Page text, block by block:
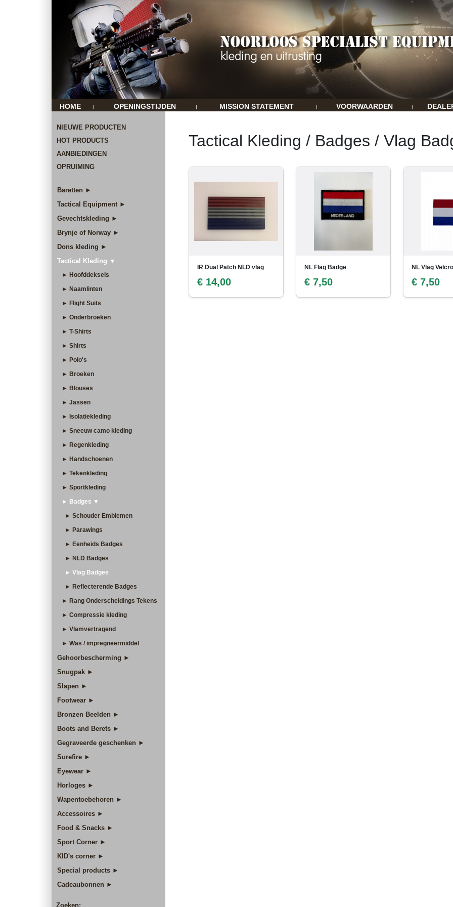
HOME | OPENINGSTIJDEN | MISSION STATEMENT | VOORWAARDEN |
NIEUWE PRODUCTEN
HOT PRODUCTS
AANBIEDINGEN
OPRUIMING
Baretten ►
Tactical Equipment ►
Gevechtskleding ►
Brynje of Norway ►
Dons kleding ►
Tactical Kleding ▼
► Hoofddeksels
► Naamlinten
► Flight Suits
► Onderbroeken
► T-Shirts
► Shirts
► Polo's
► Broeken
► Blouses
► Jassen
► Isolatiekleding
► Sneeuw camo kleding
► Regenkleding
► Handschoenen
► Tekenkleding
► Sportkleding
► Badges ▼
► Schouder Emblemen
► Parawings
► Eenheids Badges
► NLD Badges
► Vlag Badges
► Reflecterende Badges
► Rang Onderscheidings Tekens
► Compressie kleding
► Vlamvertragend
► Was / impregneermiddel
Gehoorbescherming ►
Snugpak ►
Slapen ►
Footwear ►
Bronzen Beelden ►
Boots and Berets ►
Gegraveerde geschenken ►
Surefire ►
Eyewear ►
Horloges ►
Wapentoebehoren ►
Accessoires ►
Food & Snacks ►
Sport Corner ►
KID's corner ►
Special products ►
Cadeaubonnen ►
Zoeken:
Tactical Kleding / Badges / Vlag
IR Dual Patch NLD vlag
€ 14,00
NL Flag Badge
€ 7,50
NL Vlag Velcro
€ 7,50